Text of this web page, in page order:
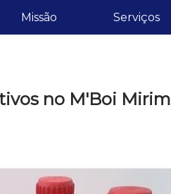
Missão Serviços
no M'Boi Mirim